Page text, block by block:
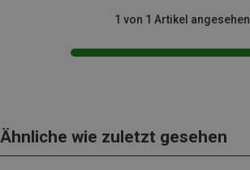
1 von 1 Artikel angesehen
Ähnliche wie zuletzt gesehen